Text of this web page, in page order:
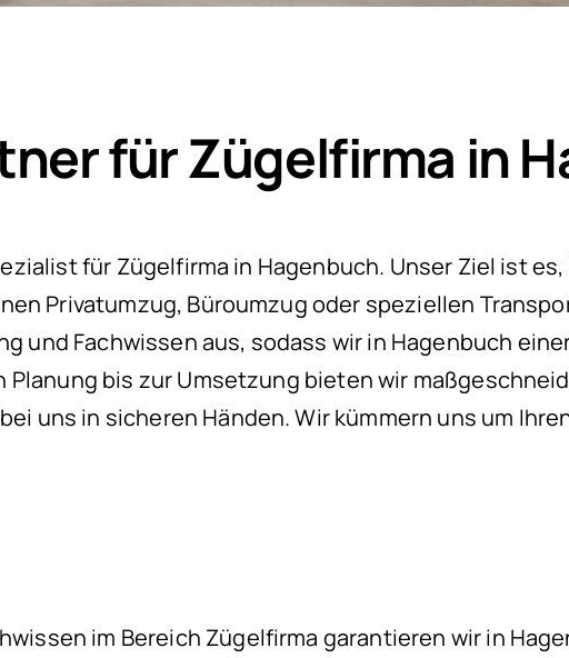
für Zügelfirma in
für Zügelfirma in Hagenbuch. Unser Ziel ist
Privatumzug, Büroumzug oder speziellen
und Fachwissen aus, sodass wir in Hagenbuch
bis zur Umsetzung bieten wir
uns in sicheren Händen. Wir kümmern uns um
im Bereich Zügelfirma garantieren wir in